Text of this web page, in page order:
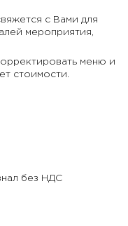
с Вами для
мероприятия,
меню и
стоимости.
без НДС